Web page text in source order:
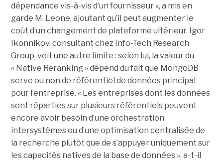
dépendance vis-à-vis d’un fournisseur », a mis en
garde M. Leone, ajoutant qu’il peut augmenter le
coût d’un changement de plateforme ultérieur. Igor
Ikonnikov, consultant chez Info-Tech Research
Group, voit une autre limite : selon lui, la valeur du
« Native Reranking » dépend du fait que MongoDB
serve ou non de référentiel de données principal
pour l’entreprise. « Les entreprises dont les données
sont réparties sur plusieurs référentiels peuvent
encore avoir besoin d’une orchestration
intersystèmes ou d’une optimisation centralisée de
la recherche plutôt que de s’appuyer uniquement sur
les capacités natives de la base de données », a-t-il